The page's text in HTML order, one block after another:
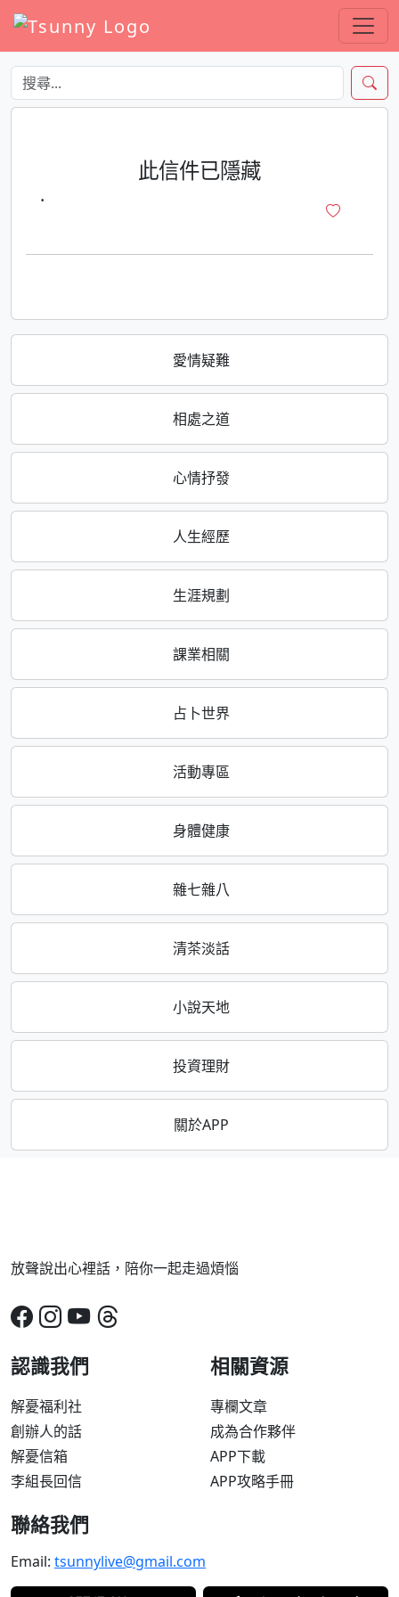
愛情疑難
相處之道
心情抒發
人生經歷
生涯規劃
課業相關
占卜世界
活動專區
身體健康
雜七雜八
清茶淡話
小說天地
投資理財
關於APP
此信件已隱藏
·
放聲說出心裡話，陪你一起走過煩惱
認識我們
解憂福利社
創辦人的話
解憂信箱
李組長回信
相關資源
專欄文章
成為合作夥伴
APP下載
APP攻略手冊
聯絡我們
Email: tsunnylive@gmail.com